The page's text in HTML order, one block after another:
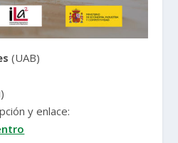
(UAB)
y enlace: